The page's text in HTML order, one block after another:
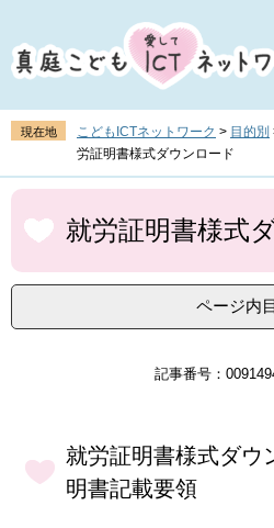
ジ
の
頭
す
。
ュ
ー
飛
し
て
へ
現在地 こどもICTネットワーク > 目的別
労証明書様式ダウンロード
本
文
就労証明書様式
ページ内
記事番号：
就労証明書様式ダウ
明書記載要領